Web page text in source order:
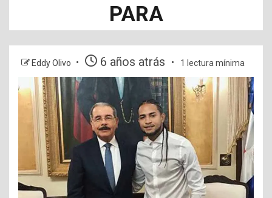
PARA
Eddy Olivo 6 años atrás 1 lectura mínima